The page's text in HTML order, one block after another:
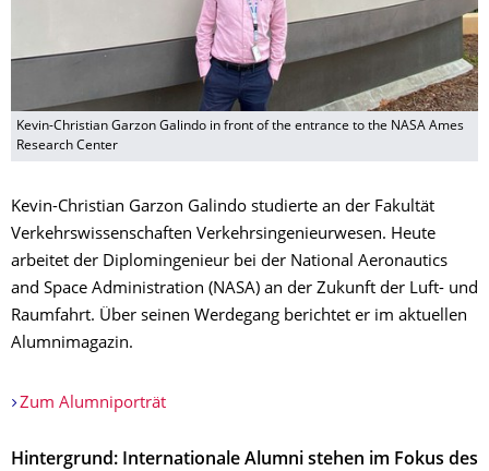
Kevin-Christian Garzon Galindo in front of the entrance to the NASA Ames
Research Center
Kevin-Christian Garzon Galindo studierte an der Fakultät
Verkehrswissenschaften Verkehrsingenieurwesen. Heute
arbeitet der Diplomingenieur bei der National Aeronautics
and Space Administration (NASA) an der Zukunft der Luft- und
Raumfahrt. Über seinen Werdegang berichtet er im aktuellen
Alumnimagazin.
Zum Alumniporträt
Hintergrund: Internationale Alumni stehen im Fokus des